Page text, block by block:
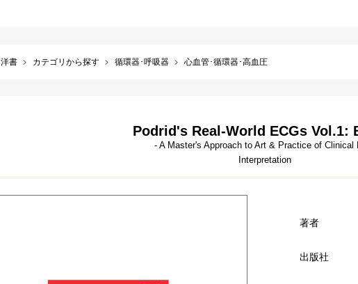
洋書 カテゴリから探す 循環器･呼吸器 心血管･循環器･高血圧
Podrid's Real-World ECGs Vol.1:
- A Master's Approach to Art & Practice of Clinical
Interpretation
著者
出版社